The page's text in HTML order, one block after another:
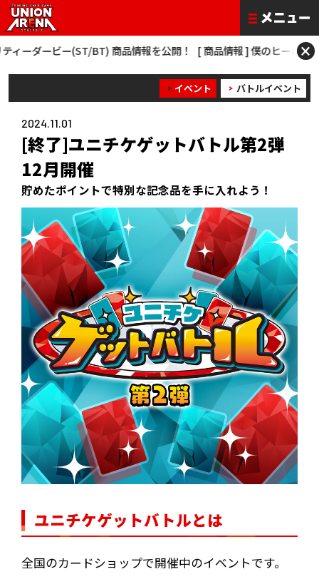
BT) 商品情報を公開！ [ 商品情報 ] 僕のヒーローアカデミア NEW×
イベント バトルイベント
2024.11.01
[終了]ユニチケゲットバトル第2弾
12月開催
貯めたポイントで特別な記念品を手に入れよう！
ユニチケゲットバトルとは
全国のカードショップで開催中のイベントです。